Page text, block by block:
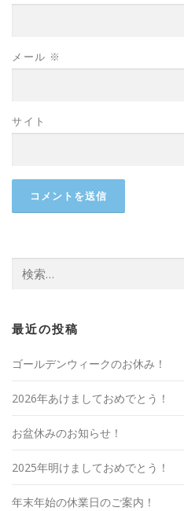
メール ※
サイト
索:
最近の投稿
ゴールデンウィークのお休み！
2026年あけましておめでとう！
お盆休みのお知らせ！
2025年明けましておめでとう！
年末年始の休業日のご案内！